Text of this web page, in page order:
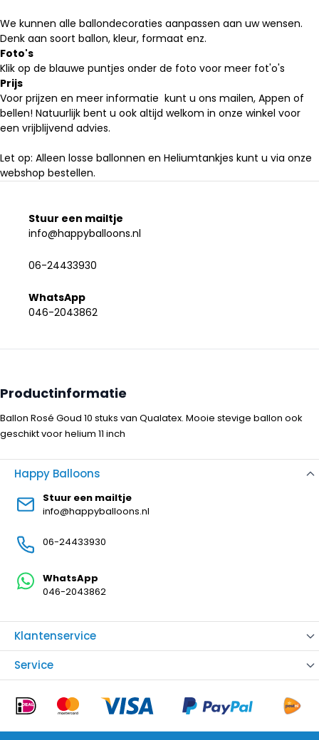
We kunnen alle ballondecoraties aanpassen aan uw wensen.
Denk aan soort ballon, kleur, formaat enz.
Foto's
Klik op de blauwe puntjes onder de foto voor meer fot'o's
Prijs
Voor prijzen en meer informatie kunt u ons mailen, Appen of
bellen! Natuurlijk bent u ook altijd welkom in onze winkel voor
een vrijblijvend advies.
Let op: Alleen losse ballonnen en Heliumtankjes kunt u via onze
webshop bestellen.
Stuur een mailtje
info@happyballoons.nl
06-24433930
WhatsApp
046-2043862
Productinformatie
Ballon Rosé Goud 10 stuks van Qualatex. Mooie stevige ballon ook
geschikt voor helium 11 inch
Klantenservice
Service
Happy Balloons
Stuur een mailtje
info@happyballoons.nl
06-24433930
WhatsApp
046-2043862